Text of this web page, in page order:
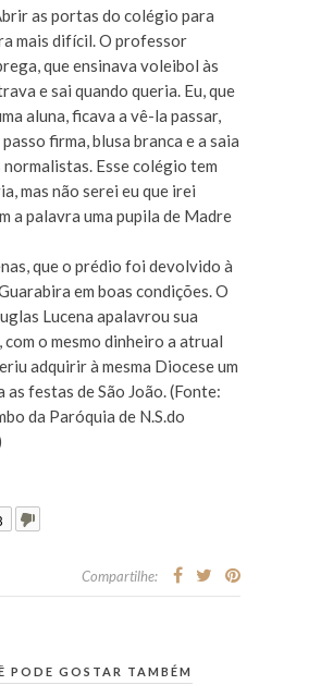
as portas do colégio para
mais difícil. O professor
que ensinava voleibol às
e sai quando queria. Eu, que
aluna, ficava a vê-la passar,
firma, blusa branca e a saia
normalistas. Esse colégio tem
mas não serei eu que irei
a palavra uma pupila de Madre
que o prédio foi devolvido à
em boas condições. O
Lucena apalavrou sua
com o mesmo dinheiro a atrual
adquirir à mesma Diocese um
festas de São João. (Fonte:
da Paróquia de N.S.do
Compartilhe:
PODE GOSTAR TAMBÉM